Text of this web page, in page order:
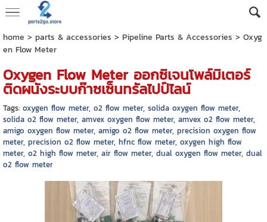
home > parts & accessories > Pipeline Parts & Accessories > Oxyg
en Flow Meter
Oxygen Flow Meter ออกซิเจนโพล์มิเตอร์
ติดผนังระบบก๊าซเซ็นทรัลไปป์ไลน์
Tags: oxygen flow meter, o2 flow meter, solida oxygen flow meter,
solida o2 flow meter, amvex oxygen flow meter, amvex o2 flow meter,
amigo oxygen flow meter, amigo o2 flow meter, precision oxygen flow
meter, precision o2 flow meter, hfnc flow meter, oxygen high flow
meter, o2 high flow meter, air flow meter, dual oxygen flow meter, dual
o2 flow meter